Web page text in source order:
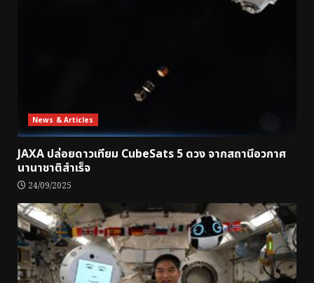
News & Articles
JAXA ปล่อยดาวเทียม CubeSats 5 ดวง จากสถานีอวกาศ
นานาชาติสำเร็จ
24/09/2025